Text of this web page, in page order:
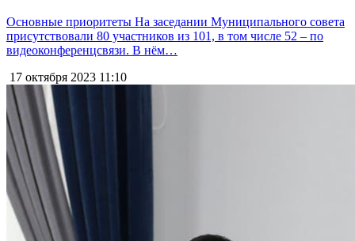
Основные приоритеты На заседании Муниципального совета
присутствовали 80 участников из 101, в том числе 52 – по
видеоконференцсвязи. В нём…
17 октября 2023 11:10